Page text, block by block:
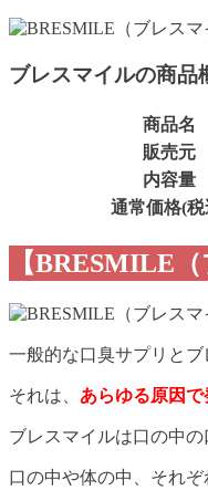
ブレスマイルの商品
商品名
販売元
内容量
通常価格(税
【BRESMILE
一般的な口臭サプリと
それは、 あらゆる原因
ブレスマイルは口の中
口の中や体の中、それ